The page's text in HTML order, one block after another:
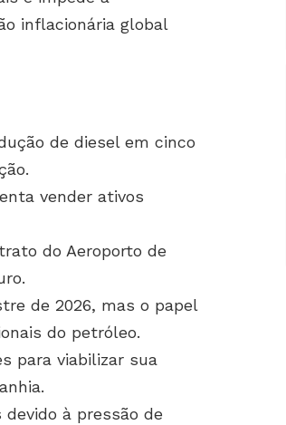
inflacionária global
de diesel em cinco
vender ativos
do Aeroporto de
de 2026, mas o papel
do petróleo.
para viabilizar sua
à pressão de